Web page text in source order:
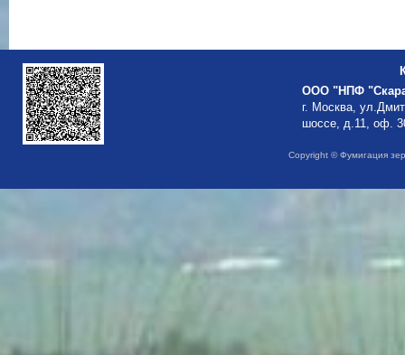
ООО "НПФ
г. Москва,
шоссе, д.11, оф.
Copyright © Фумигация